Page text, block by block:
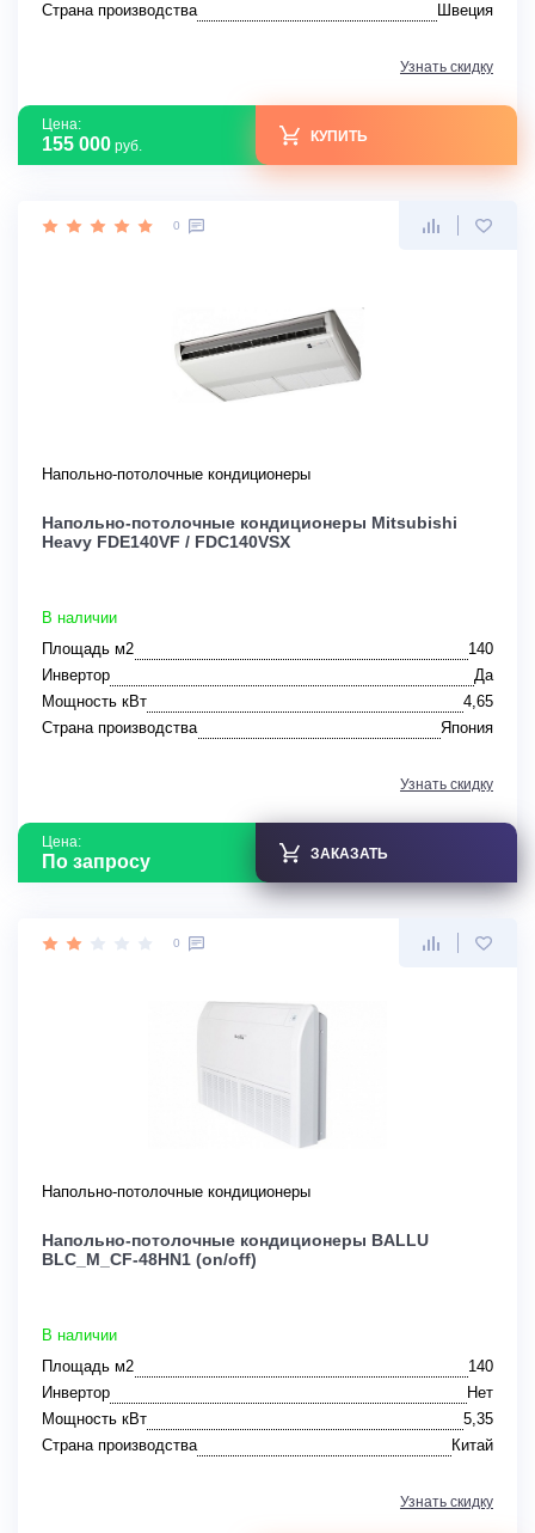
Страна производства
Швеция
Узнать скидку
Цена:
155 000 руб.
КУПИТЬ
0
Напольно-потолочные кондиционеры
Напольно-потолочные кондиционеры Mitsubishi
Heavy FDE140VF / FDC140VSX
В наличии
Площадь м2
140
Инвертор
Да
Мощность кВт
4,65
Страна производства
Япония
Узнать скидку
Цена:
По запросу ЗАКАЗАТЬ
0
Напольно-потолочные кондиционеры
Напольно-потолочные кондиционеры BALLU
BLC_M_CF-48HN1 (on/off)
В наличии
Площадь м2
140
Инвертор
Нет
Мощность кВт
5,35
Страна производства
Китай
Узнать скидку